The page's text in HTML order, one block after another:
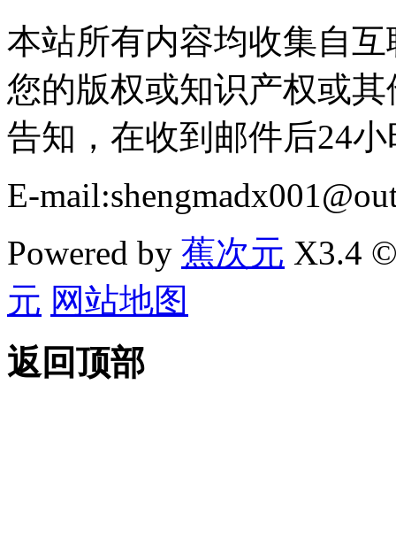
本站所有内容均收集自
您的版权或知识产权或
告知，在收到邮件后24
E-
Powered by 蕉次元 X3.4
元 网站地图
返回顶部